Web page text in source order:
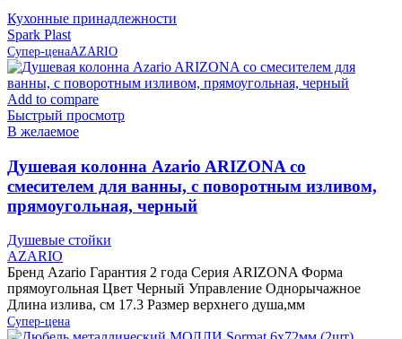
Кухонные принадлежности
Spark Plast
Супер-ценаAZARIO
Add to compare
Быстрый просмотр
В желаемое
Душевая колонна Azario ARIZONA со
смесителем для ванны, с поворотным изливом,
прямоугольная, черный
Душевые стойки
AZARIO
Бренд Azario Гарантия 2 года Серия ARIZONA Форма
прямоугольная Цвет Черный Управление Однорычажное
Длина излива, см 17.3 Размер верхнего душа,мм
Супер-цена